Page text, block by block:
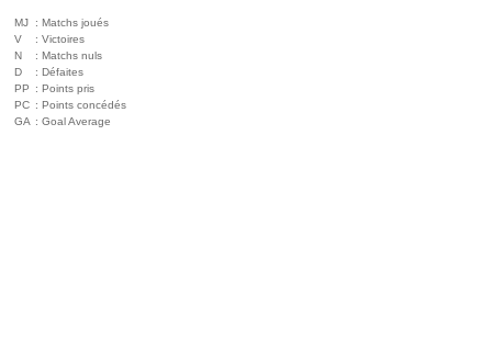
MJ
: Matchs joués
V
: Victoires
N
: Matchs nuls
D
: Défaites
PP
: Points pris
PC : Points concédés
GA : Goal Average